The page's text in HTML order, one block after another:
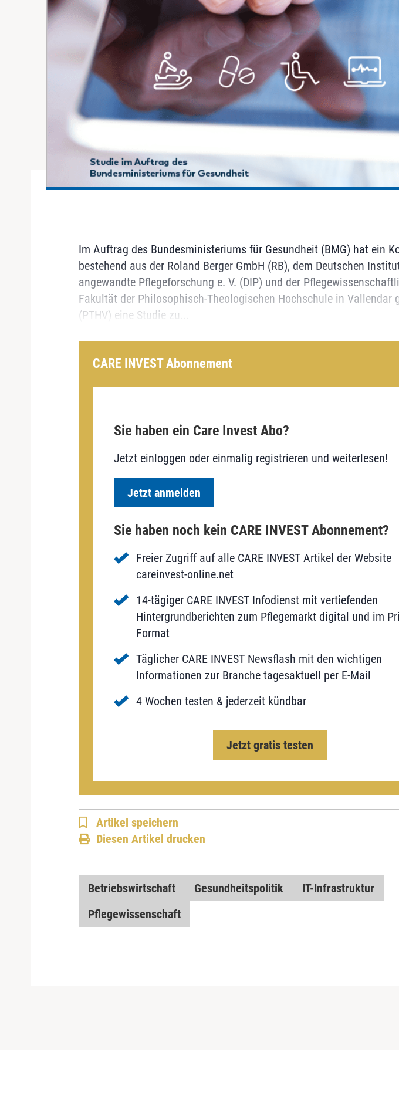
-
Im Auftrag des Bundesministeriums für Gesundheit (BMG) hat ein
bestehend aus der Roland Berger GmbH (RB), dem Deutschen
angewandte Pflegeforschung e. V. (DIP) und der
Fakultät der Philosophisch-Theologischen Hochschule in Vallendar
(PTHV) eine Studie zu...
CARE INVEST Abonnement
Sie haben ein Care Invest Abo?
Jetzt einloggen oder einmalig registrieren und weiterlesen!
Jetzt anmelden
Sie haben noch kein CARE INVEST Abonnement?
Freier Zugriff auf alle CARE INVEST Artikel der Website
careinvest-online.net
14-tägiger CARE INVEST Infodienst mit vertiefenden
Hintergrundberichten zum Pflegemarkt digital und im
Format
Täglicher CARE INVEST Newsflash mit den wichtigen
Informationen zur Branche tagesaktuell per E-Mail
4 Wochen testen & jederzeit kündbar
Jetzt gratis testen
Artikel speichern
Diesen Artikel drucken
Betriebswirtschaft Gesundheitspolitik
IT-Infrastruktur
Pflegewissenschaft